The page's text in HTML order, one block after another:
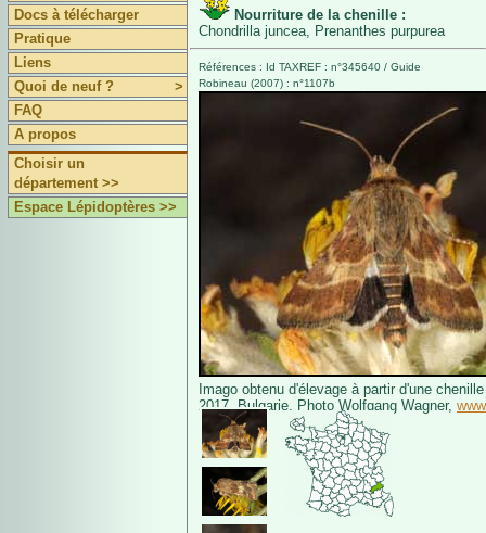
Docs à télécharger
Pratique
Liens
Quoi de neuf ?
>
FAQ
A propos
Choisir un
département >>
Espace Lépidoptères >>
Nourriture de la chenille :
Chondrilla juncea, Prenanthes purpurea
Références : Id TAXREF : n°345640 / Guide
Robineau (2007) : n°1107b
Imago obtenu d'élevage à partir d'une
2017, Bulgarie. Photo Wolfgang Wagner,